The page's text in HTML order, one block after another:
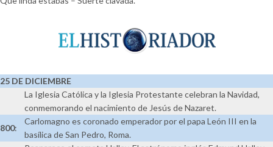
25 DE DICIEMBRE
La Iglesia Católica y la Iglesia Protestante celebran la Navidad,
conmemorando el nacimiento de Jesús de Nazaret.
800:
Carlomagno es coronado emperador por el papa León III en la
basílica de San Pedro, Roma.